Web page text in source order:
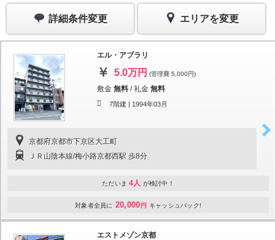
詳細条件変更 エリアを変更
エル・アブラリ
5.0万円 (管理費 5,000円)
敷金 無料 /礼金 無料
7階建 | 1994年03月
京都府京都市下京区大工町
ＪＲ山陰本線/梅小路京都西駅 歩8分
ただいま 4人 が検討中！
対象者全員に 20,000 円 キャッシュバック!
エストメゾン京都